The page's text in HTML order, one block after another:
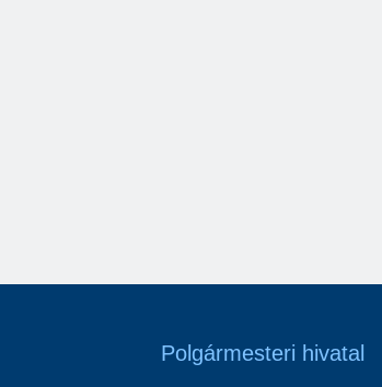
Polgármesteri hivatal